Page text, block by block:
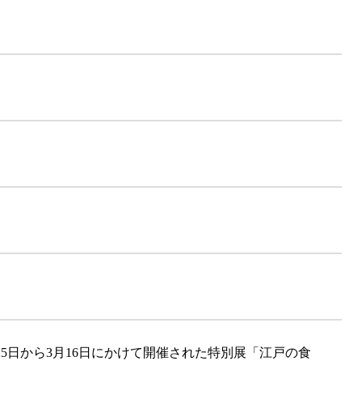
から3月16日にかけて開催された特別展「江戸の食